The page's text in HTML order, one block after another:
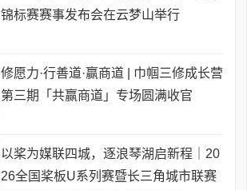
锦标赛赛事发布会在云梦山举行
修愿力·行善道·赢商道 | 巾帼三修成长营
第三期「共赢商道」专场圆满收官
以桨为媒联四城，逐浪琴湖启新程｜20
26全国桨板U系列赛暨长三角城市联赛